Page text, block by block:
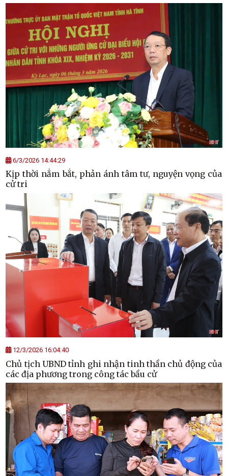
6/3/2026 14:44:29
Kịp thời nắm bắt, phản ánh tâm tư, nguyện vọng của
cử tri
12/3/2026 16:04:40
Chủ tịch UBND tỉnh ghi nhận tinh thần chủ động của
các địa phương trong công tác bầu cử